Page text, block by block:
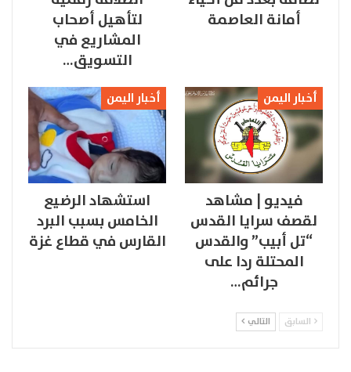
أمانة العاصمة
لتأهيل أصحاب
المشاريع في
التسويق…
أخبار اليمن
فيديو | مشاهد
لقصف سرايا القدس
“تل أبيب” والقدس
المحتلة ردا على
جرائم…
أخبار اليمن
استشهاد الرضيع
الخامس بسبب البرد
القارس في قطاع غزة
السابق التالي